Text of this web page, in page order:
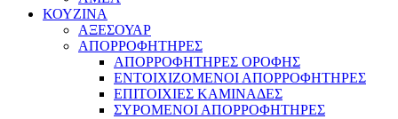
ΚΟΥΖΙΝΑ
ΑΞΕΣΟΥΑΡ
ΑΠΟΡΡΟΦΗΤΗΡΕΣ
ΑΠΟΡΡΟΦΗΤΗΡΕΣ ΟΡΟΦΗΣ
ΕΝΤΟΙΧΙΖΟΜΕΝΟΙ ΑΠΟΡΡΟΦΗΤΗΡΕΣ
ΕΠΙΤΟΙΧΙΕΣ ΚΑΜΙΝΑΔΕΣ
ΣΥΡΟΜΕΝΟΙ ΑΠΟΡΡΟΦΗΤΗΡΕΣ